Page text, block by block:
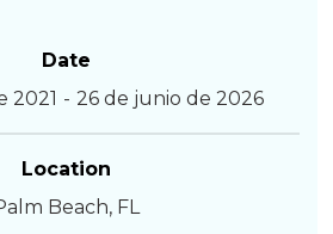
Date
2021 - 26 de junio de 2026
Location
Beach, FL